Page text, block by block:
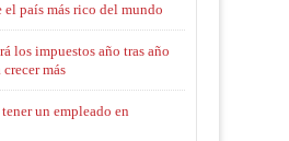
país más rico del mundo
los impuestos año tras año
más
un empleado en